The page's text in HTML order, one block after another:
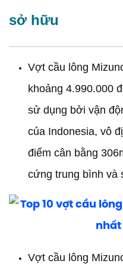
sở hữu
Vợt cầu lông
khoảng 4.990.000
sử dụng bởi vận
của Indonesia, vô
điểm cân bằng
cứng trung bình và
Vợt cầu lông